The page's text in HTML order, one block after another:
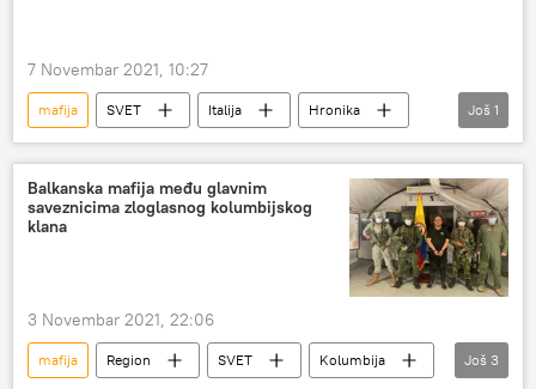
7 Novembar 2021, 10:27
mafija SVET Italija
Hronika
Ndrangeta
Još 1
Balkanska mafija među glavnim
saveznicima zloglasnog kolumbijskog
klana
3 Novembar 2021, 22:06
mafija Region SVET
Kolumbija
Još 3